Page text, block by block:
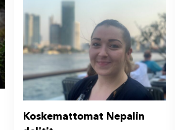
Koskemattomat Nepalin